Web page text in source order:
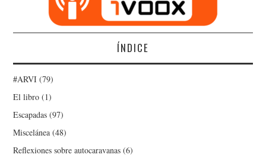
ÍNDICE
#ARVI (79)
El libro (1)
Escapadas (97)
Miscelánea (48)
Reflexiones sobre autocaravanas (6)